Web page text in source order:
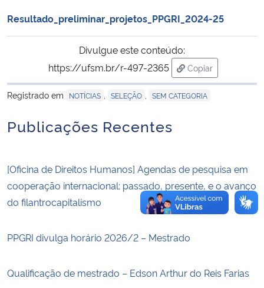
Secretaria-Geral
Gabinete de Segurança Institucional
Planalto
Resultado_preliminar_projetos_PPGRI_2024-25
Divulgue este conteúdo:
https://ufsm.br/r-497-2365
Copiar
para área de
Registrado em
NOTÍCIAS SELEÇÃO SEM CATEGORIA
Publicações Recentes
[Oficina de Direitos Humanos] Agendas de pesquisa em
cooperação internacional: passado, presente, e o avanço
do filantrocapitalismo
PPGRI divulga horário 2026/2 – Mestrado
Qualificação de mestrado – Edson Arthur do Reis Farias